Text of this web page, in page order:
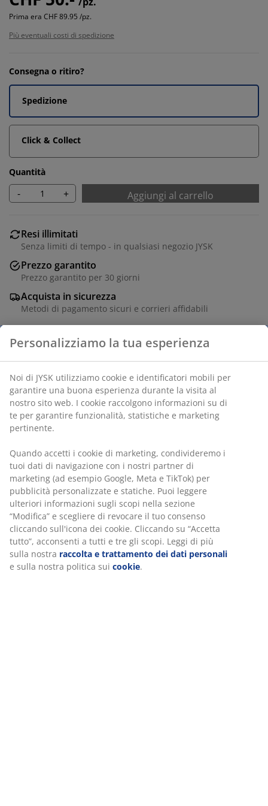
Prima era CHF 89.95 /pz.
Più eventuali costi di spedizione
Consegna o ritiro?
Spedizione
Click & Collect
Quantità
- + Aggiungi al carrello
Resi illimitati
Senza limiti di tempo - in qualsiasi negozio JYSK
Prezzo garantito
Prezzo garantito per 30 giorni
Acquista in sicurezza
Metodi di pagamento sicuri e corrieri affidabili
Tavolino lounge in acciaio, polyattan e vetro
temperato. Ø80 x H44 cm
SKU: 3700289
Istruzioni di montaggio
Specificazioni
Recensioni
(19)
Personalizziamo la tua esperienza
Noi di JYSK utilizziamo cookie e identificatori mobili per
garantire una buona esperienza durante la visita al nostro
sito web. I cookie raccolgono informazioni su di te per
garantire funzionalità, statistiche e marketing pertinente.
Quando accetti i cookie di marketing, condivideremo i tuoi
dati di navigazione con i nostri partner di marketing (ad
esempio Google, Meta e TikTok) per pubblicità
personalizzate e statiche. Puoi leggere ulteriori
informazioni sugli scopi nella sezione “Modifica” e
scegliere di revocare il tuo consenso cliccando sull'icona
dei cookie. Cliccando su “Accetta tutto”, acconsenti a tutti e
tre gli scopi. Leggi di più sulla nostra